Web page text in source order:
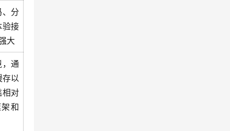
分
验接
大
，通
以
相对
和